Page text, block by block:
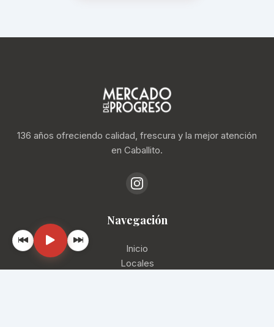
136 años ofreciendo calidad, frescura y la mejor atención
en Caballito.
Navegación
Inicio
Locales